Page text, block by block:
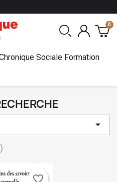
Sociale Formation

favorite_border